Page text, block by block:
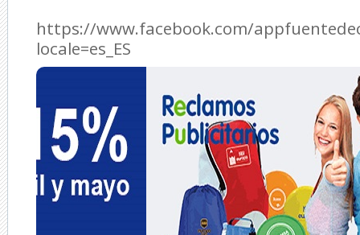
https://www.facebook.com/
locale=es_ES